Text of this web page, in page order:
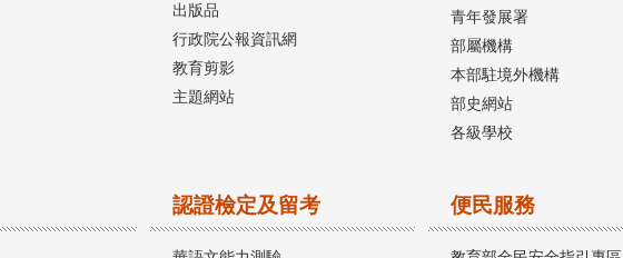
出版品
行政院公報資訊網
教育剪影
主題網站
青年發展署
部屬機構
本部駐境外機構
部史網站
各級學校
認證檢定及留考 便民服務